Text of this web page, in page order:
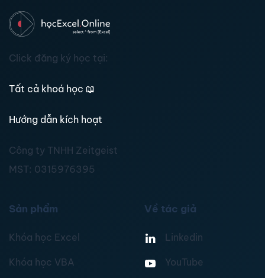
Click đăng ký học tại:
Tất cả khoá học 📖
Hướng dẫn kích hoạt
Công ty TNHH Zeitgeist
MST: 0315976395
Sản phẩm
Khóa học Excel
Khóa học VBA
Về tác giả
Linkedin
YouTube